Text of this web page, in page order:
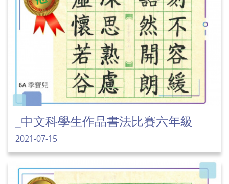
_中文科學生作品書法比賽六年級
2021-07-15